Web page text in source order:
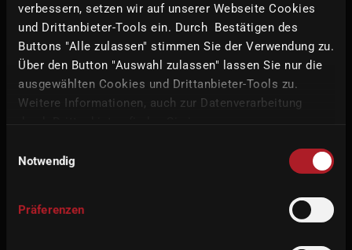
verbessern, setzen wir auf unserer Webseite Cookies
und Drittanbieter-Tools ein. Durch Bestätigen des
Buttons "Alle zulassen" stimmen Sie der Verwendung zu.
Über den Button "Auswahl zulassen" lassen Sie nur die
ausgewählten Cookies und Drittanbieter-Tools zu.
Weitere Informationen, auch zur Datenverarbeitung
Notwendig
Präferenzen
始终保持最新 - imes-icore 的所有
最新消息